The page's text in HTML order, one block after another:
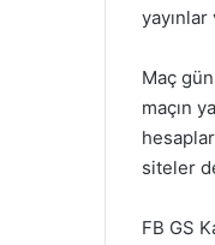
Maç
maçın
siteler
FB GS